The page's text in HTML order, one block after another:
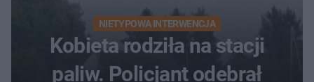
NIETYPOWA INTERWENCJA
Kobieta rodziła na stacji
paliw. Policjant odebrał